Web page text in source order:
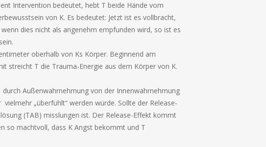
Intervention bedeutet, hebt T beide Hände vom
von K. Es bedeutet: Jetzt ist es vollbracht,
dies nicht als angenehm empfunden wird, so ist es
oberhalb von Ks Körper. Beginnend am
streicht T die Trauma-Energie aus dem Körper von K.
durch Außenwahrnehmung von der Innenwahrnehmung
vielmehr „überfühlt“ werden würde. Sollte der Release-
(TAB) misslungen ist. Der Release-Effekt kommt
so machtvoll, dass K Angst bekommt und T